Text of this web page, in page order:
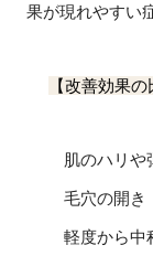
果が現れやすい
【改善効果
肌のハリや
毛穴の開き
軽度から中